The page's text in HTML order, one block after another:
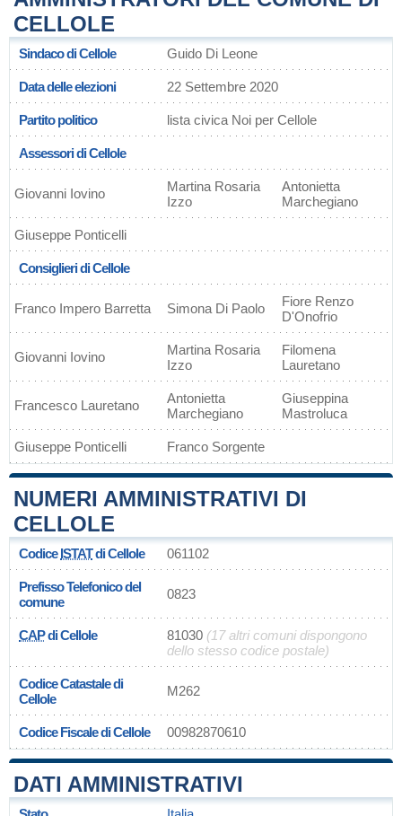
CELLOLE
Sindaco di Cellole Guido Di Leone
Data delle elezioni 22 Settembre 2020
Partito politico lista civica Noi per Cellole
Assessori di Cellole
Giovanni Iovino
Martina Rosaria
Izzo
Antonietta
Marchegiano
Giuseppe Ponticelli
Consiglieri di Cellole
Franco Impero Barretta Simona Di Paolo
Fiore Renzo
D'Onofrio
Giovanni Iovino
Martina Rosaria
Izzo
Filomena
Lauretano
Francesco Lauretano
Antonietta
Marchegiano
Giuseppina
Mastroluca
Giuseppe Ponticelli Franco Sorgente
NUMERI AMMINISTRATIVI DI
CELLOLE
CodiceISTATdi Cellole 061102
Prefisso Telefonico del
comune
0823
CAPdi Cellole 81030 (17 altri comuni dispongono
dello stesso codice postale)
Codice Catastale di
Cellole
M262
Codice Fiscale di Cellole 00982870610
DATI AMMINISTRATIVI